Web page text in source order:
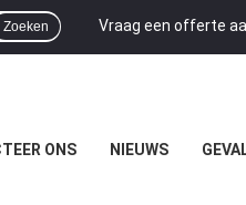
Vraag een offerte
Zoeken
ONS NIEUWS